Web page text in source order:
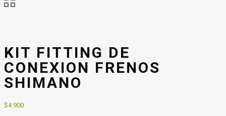
KIT FITTING DE
CONEXION FRENOS
SHIMANO
$4.900